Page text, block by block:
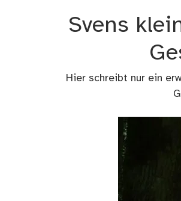
Svens
Hier schreibt nur ein